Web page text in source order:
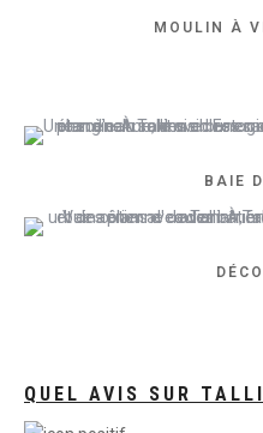
MOULIN À
BAIE
QUEL AVIS SUR